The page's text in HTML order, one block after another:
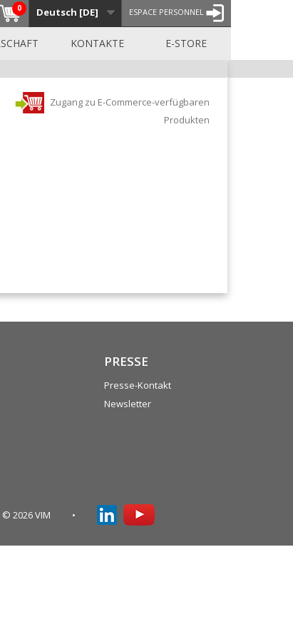
ESPACE PERSONNEL
Deutsch [DE]
0
KONTAKTE E-STORE
Zugang zu E-Commerce-verfügbaren
Produkten
PRESSE
Presse-Kontakt
Newsletter
© 2026 VIM